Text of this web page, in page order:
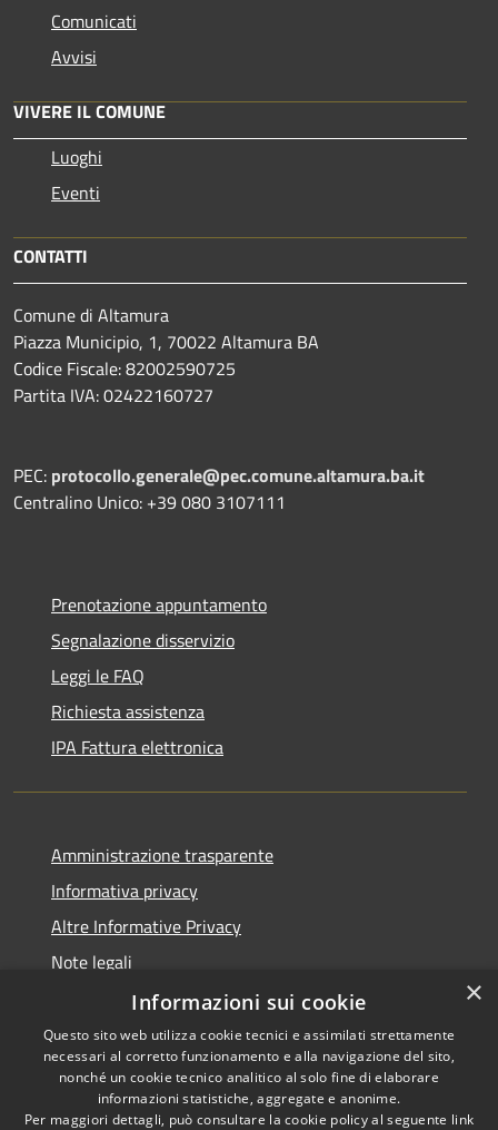
Comunicati
Avvisi
VIVERE IL COMUNE
Luoghi
Eventi
CONTATTI
Comune di Altamura
Piazza Municipio, 1, 70022 Altamura BA
Codice Fiscale: 82002590725
Partita IVA: 02422160727
PEC: protocollo.generale@pec.comune.altamura.ba.it
Centralino Unico: +39 080 3107111
Prenotazione appuntamento
Segnalazione disservizio
Leggi le FAQ
Richiesta assistenza
IPA Fattura elettronica
Amministrazione trasparente
Informativa privacy
Altre Informative Privacy
Note legali
Dichiarazione di accessibilità
RSS
Copyright © 2026 • Comune di
×
Informazioni sui cookie
Questo sito web utilizza cookie tecnici e assimilati strettamente
necessari al corretto funzionamento e alla navigazione del sito,
nonché un cookie tecnico analitico al solo fine di elaborare
informazioni statistiche, aggregate e anonime.
Per maggiori dettagli, può consultare la cookie policy al seguente link